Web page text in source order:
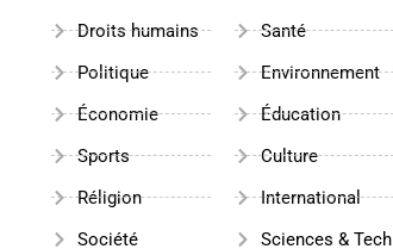
Droits humains
Politique
Économie
Sports
Réligion
Société
Santé
Environnement
Éducation
Culture
International
Sciences & Tech